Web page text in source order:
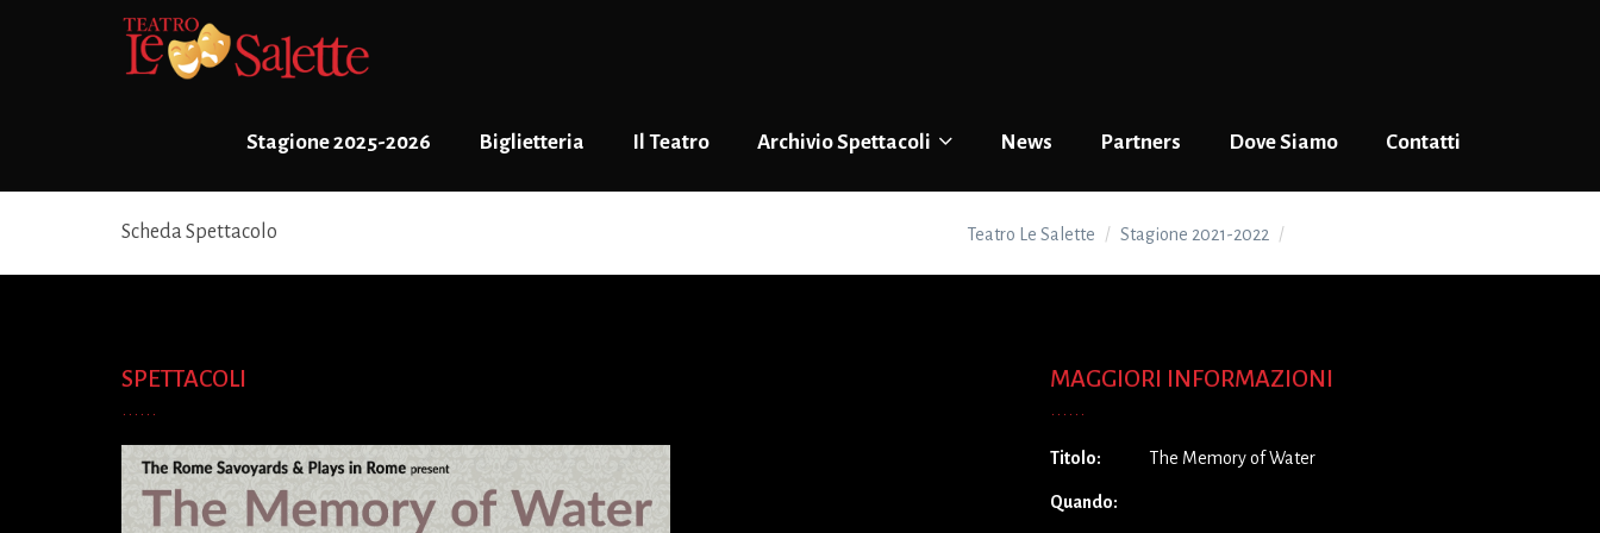
Stagione 2025-2026 Biglietteria Il Teatro Archivio Spettacoli News Partners Dove Siamo Contatti
Scheda Spettacolo Teatro Le Salette Stagione 2021-2022
SPETTACOLI MAGGIORI INFORMAZIONI
Titolo: The Memory of Water
Quando: